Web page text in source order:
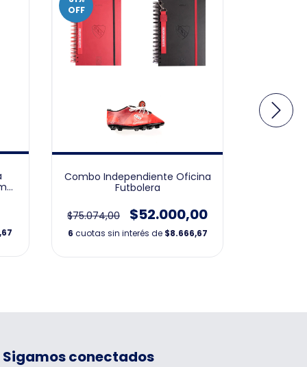
OFF
Combo Independiente Oficina
Futbolera
$75.074,00 $52.000,00
6 cuotas sin interés de $8.666,67
Sigamos conectados